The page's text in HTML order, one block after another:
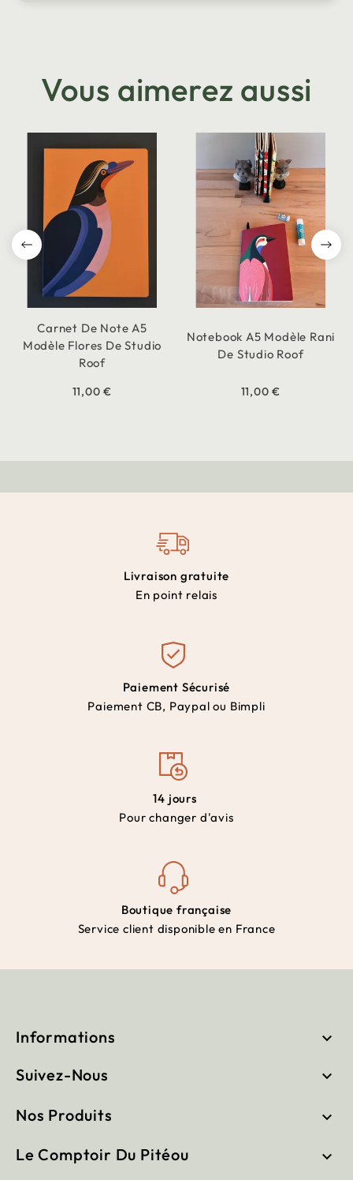
Vous aimerez aussi
Carnet De Note A5
Modèle Flores De Studio
Roof
11,00 €
Notebook A5 Modèle Rani
De Studio Roof
11,00 €
Livraison gratuite
En point relais
Paiement Sécurisé
Paiement CB, Paypal ou Bimpli
14 jours
Pour changer d'avis
Boutique française
Service client disponible en France
Informations 
Suivez-Nous 
Nos Produits 
Le Comptoir Du Pitéou 